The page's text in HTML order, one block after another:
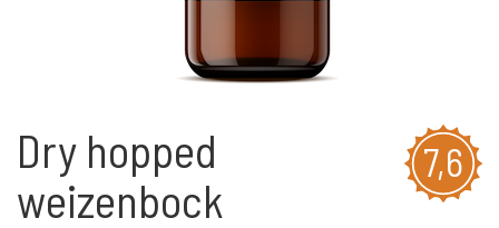
7,6
Dry hopped
weizenbock